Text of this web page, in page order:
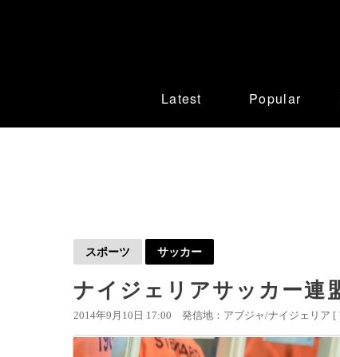
Latest Popular
スポーツ サッカー
ナイジェリアサッカー連
2014年9月10日 17:00 発信地：アブジャ/ナイジェリア [